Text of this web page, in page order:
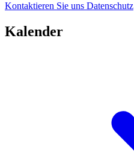
Kontaktieren Sie uns Datenschutz
Kalender